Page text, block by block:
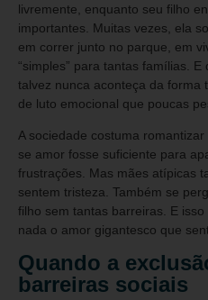
livremente, enquanto seu filho
importantes. Muitas vezes, ela
em correr junto no parque, em
“simples” para tantas famílias.
talvez nunca aconteça da forma
de luto emocional que poucas
A sociedade costuma
se amor fosse suficiente para
frustrações. Mas mães atípicas
sentem tristeza. Também se
filho sem tantas barreiras. E
nada o amor gigantesco que
Quando a
barreiras sociais